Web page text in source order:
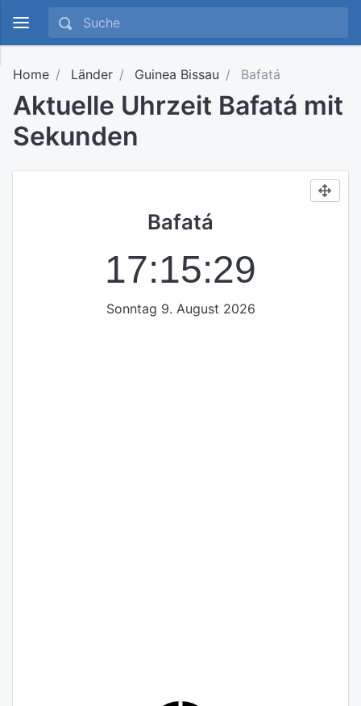
Home Länder Guinea Bissau Bafatá
Aktuelle Uhrzeit Bafatá mit
Sekunden
Bafatá
17:15:29
Sonntag 9. August 2026